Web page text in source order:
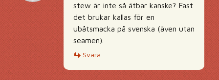
stew är inte så ätbar kanske? Fast
det brukar kallas för en
ubåtsmacka på svenska (även utan
seamen).
Svara